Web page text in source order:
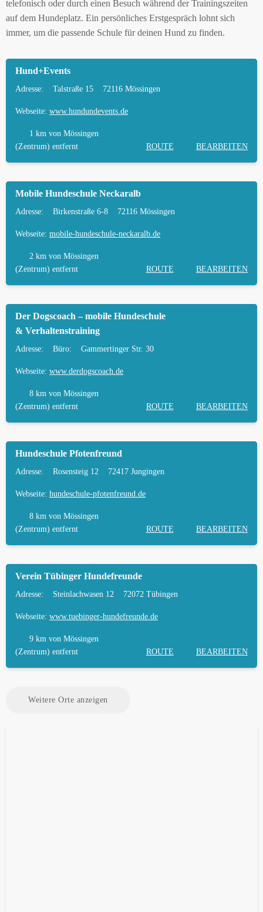
HUNDEFREUNDLICHE ORTE UND
FREILAUFFLÄCHEN IN MÖSSINGEN
HUNDEFÜHRERSCHEIN FÜR DIE REGION
HUNDEPLATZ MIETEN FÜR EINEN SICHEREN
FREILAUF
HÄUFIGE FRAGEN ZUR HUNDESCHULE IN
MÖSSINGEN
TIERARZT UND NOTFALLTIERARZT IN
MÖSSINGEN
telefonisch oder durch einen Besuch während der Trainingszeiten
auf dem Hundeplatz. Ein persönliches Erstgespräch lohnt sich
immer, um die passende Schule für deinen Hund zu finden.
Hund+Events
Adresse: Talstraße 15 72116 Mössingen
Webseite: www.hundundevents.de
1 km von Mössingen
(Zentrum) entfernt
ROUTE BEARBEITEN
Mobile Hundeschule Neckaralb
Adresse: Birkenstraße 6-8 72116 Mössingen
Webseite: mobile-hundeschule-neckaralb.de
2 km von Mössingen
(Zentrum) entfernt
ROUTE BEARBEITEN
Der Dogscoach – mobile Hundeschule
& Verhaltenstraining
Adresse: Büro: Gammertinger Str. 30
Webseite: www.derdogscoach.de
8 km von Mössingen
(Zentrum) entfernt
ROUTE BEARBEITEN
Hundeschule Pfotenfreund
Adresse: Rosensteig 12 72417 Jungingen
Webseite: hundeschule-pfotenfreund.de
8 km von Mössingen
(Zentrum) entfernt
ROUTE BEARBEITEN
Verein Tübinger Hundefreunde
Adresse: Steinlachwasen 12 72072 Tübingen
Webseite: www.tuebinger-hundefreunde.de
9 km von Mössingen
(Zentrum) entfernt
ROUTE BEARBEITEN
Weitere Orte anzeigen